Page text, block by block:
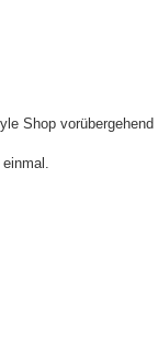
Shop vorübergehend